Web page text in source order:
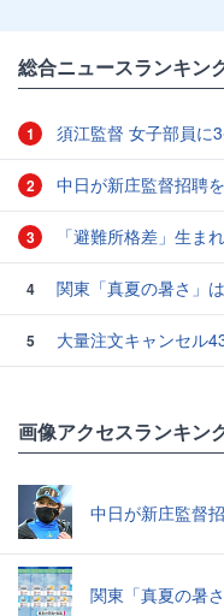
総合ニュースランキン
1 須江監督 女子部員に
2 中日が新庄監督招聘
3 「避難所格差」生ま
4 関東「真夏の暑さ」
5
大量注文キャンセル
画像アクセスランキン
中日が新庄監督
関東「真夏の暑